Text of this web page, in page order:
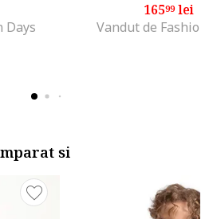
Days
16599lei
Vandut de Fashion
si